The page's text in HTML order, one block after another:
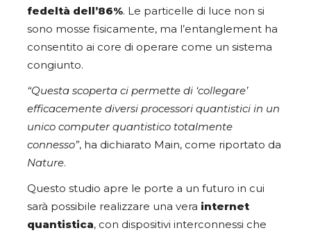
fedeltà dell’86%. Le particelle di luce non si
sono mosse fisicamente, ma l’entanglement ha
consentito ai core di operare come un sistema
congiunto.
“Questa scoperta ci permette di ‘collegare’
efficacemente diversi processori quantistici in un
unico computer quantistico totalmente
connesso”, ha dichiarato Main, come riportato da
Nature.
Questo studio apre le porte a un futuro in cui
sarà possibile realizzare una vera internet
quantistica, con dispositivi interconnessi che